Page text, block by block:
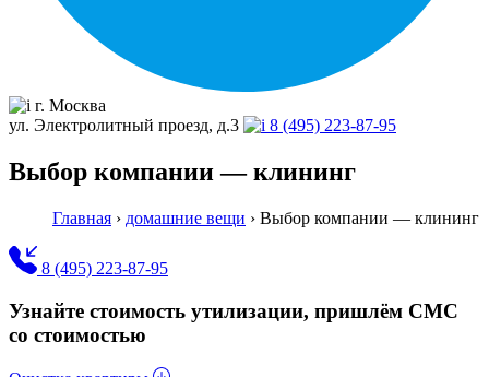
г. Москва
ул. Электролитный проезд, д.3
8 (495) 223-87-95
Выбор компании — клининг
Главная › домашние вещи › Выбор компании — клининг
8 (495) 223-87-95
Узнайте стоимость утилизации, пришлём СМС
со стоимостью